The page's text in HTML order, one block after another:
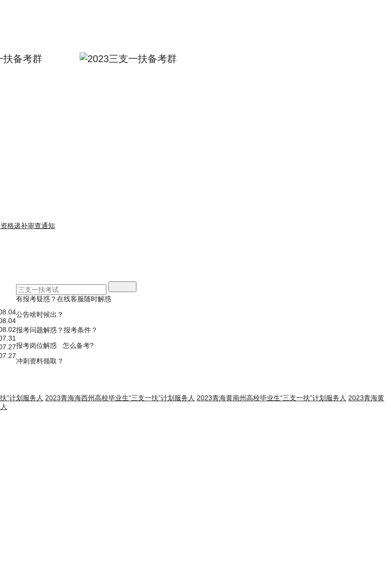
扶备考群
格递补审查通知
”计划服务人 2023青海海西州高校毕业生“三支一扶”计划服务人 2023青海黄南州高校毕业生“三支一扶”计划服务人 2023青海黄
有报考疑惑？在线客服随时解惑
公告啥时候出？
报考问题解惑？报考条件？
报考岗位解惑 怎么备考?
冲刺资料领取？